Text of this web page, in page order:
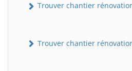
Trouver chantier
Trouver chantier